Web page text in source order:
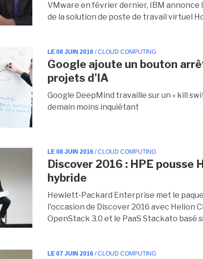
VMware en février dernier, IBM
de la solution de poste de travail virtuel
LE 08 JUIN 2016 / CLOUD COMPUTING
Google ajoute un bouton
projets d'IA
Google DeepMind travaille sur un « kill
demain moins inquiétant
LE 08 JUIN 2016 / CLOUD COMPUTING
Discover 2016 : HPE pousse
hybride
Hewlett-Packard Enterprise met le
l'occasion de Discover 2016 avec Helion
OpenStack 3.0 et le PaaS Stackato basé
LE 07 JUIN 2016 / CLOUD COMPUTING